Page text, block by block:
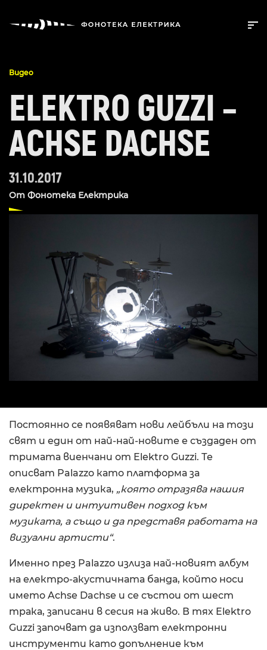
Видео
ELEKTRO GUZZI –
ACHSE DACHSE
31.10.2017
От Фонотека Електрика
Постоянно се появяват нови лейбъли на този
свят и един от най-най-новите е създаден от
тримата виенчани от Elektro Guzzi. Те
описват Palazzo като платформа за
електронна музика, „която отразява нашия
директен и интуитивен подход към
музиката, а също и да представя работата на
визуални артисти“.
Именно през Palazzo излиза най-новият албум
на електро-акустичната банда, който носи
името Achse Dachse и се състои от шест
трака, записани в сесия на живо. В тях Elektro
Guzzi започват да използват електронни
инструменти като допълнение към